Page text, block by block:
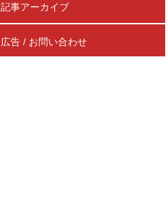
記事アーカイブ
広告 / お問い合わせ